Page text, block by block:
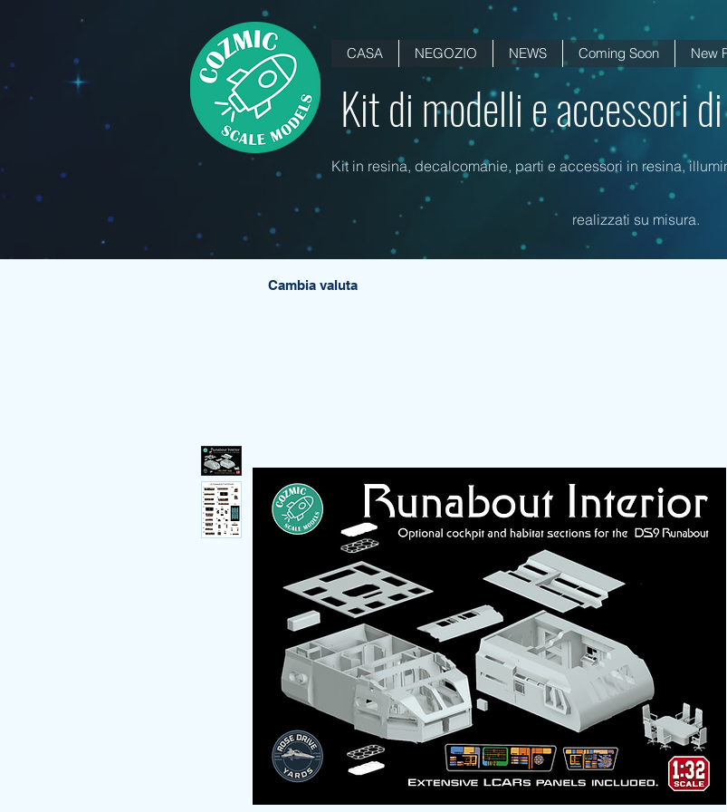
CASA NEGOZIO NEWS Coming Soon New
Kit di modelli e accessori
Kit in resina, decalcomanie, parti e accessori in resina,
realizzati su misura.
Cambia valuta